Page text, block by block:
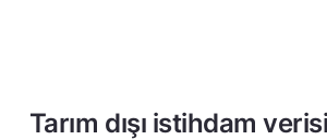
Tarım dışı istihdam